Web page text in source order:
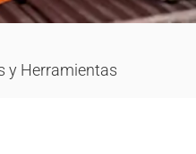
y Herramientas